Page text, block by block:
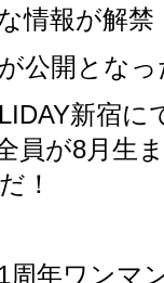
情報が解禁
公開となっ
新宿に
員が8月生
！
周年ワンマ